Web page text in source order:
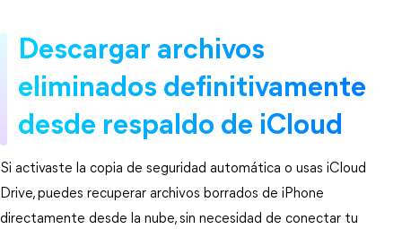
Descargar archivos
eliminados definitivamente
desde respaldo de iCloud
Si activaste la copia de seguridad automática o usas iCloud
Drive, puedes recuperar archivos borrados de iPhone
directamente desde la nube, sin necesidad de conectar tu